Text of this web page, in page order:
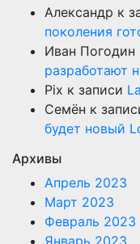
Александр к
поколения
Иван Погодин
разработают
Pix к записи
Семён к
будет новый
Архивы
Апрель 2023
Март 2023
Февраль 2023
Январь 2023